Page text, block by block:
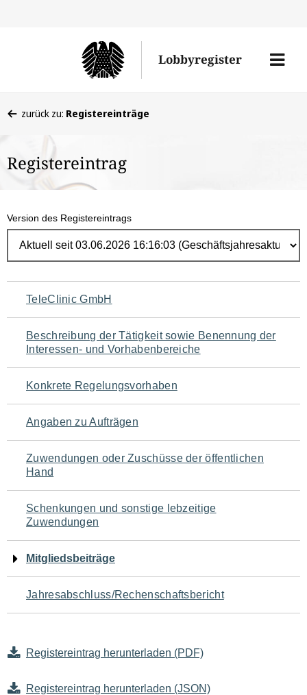
Lobbyregister
Menü
befinden
hier:
zurück zu: Registereinträge
Registereintrag
Version des Registereintrags
Navigation
für
den
Seiteninhalt
TeleClinic GmbH
Beschreibung der Tätigkeit sowie Benennung der
Interessen- und Vorhabenbereiche
Konkrete Regelungsvorhaben
Angaben zu Aufträgen
Zuwendungen oder Zuschüsse der öffentlichen
Hand
Schenkungen und sonstige lebzeitige
Zuwendungen
Mitgliedsbeiträge
Jahresabschluss/Rechenschaftsbericht
Registereintrag herunterladen (PDF)
Registereintrag herunterladen (JSON)